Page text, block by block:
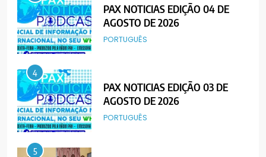
PAX NOTICIAS EDIÇÃO 04 DE
AGOSTO DE 2026
PORTUGUÊS
4
PAX NOTICIAS EDIÇÃO 03 DE
AGOSTO DE 2026
PORTUGUÊS
5